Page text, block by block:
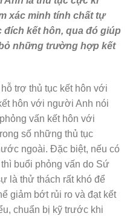
xác minh tính chất tự
kết hôn, qua đó giúp
những trường hợp kết
trợ thủ tục kết hôn với
hôn với người Anh nói
vấn kết hôn với
số những thủ tục
ngoài. Đặc biệt, nếu có
buổi phỏng vấn do Sứ
là thử thách rất khó để
giảm bớt rủi ro và đạt kết
chuẩn bị kỹ trước khi